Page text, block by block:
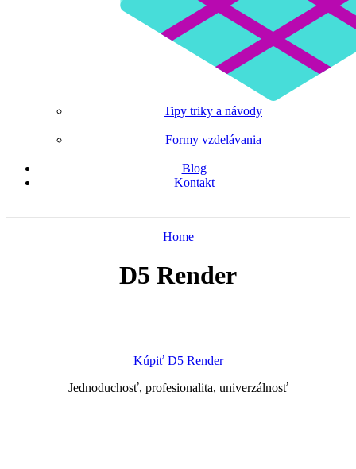
Tipy triky a návody
Formy vzdelávania
Blog
Kontakt
Home
D5 Render
Kúpiť D5 Render
Jednoduchosť, profesionalita, univerzálnosť